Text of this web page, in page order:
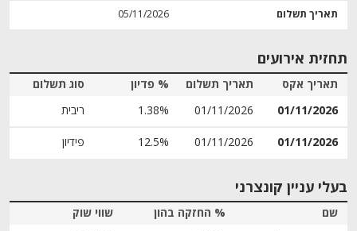
תאריך תשלום 05/11/2026
תחזית אירועים
תאריך אקס תאריך תשלום % פדיון
סוג תשלום
01/11/2026
01/11/2026
1.38% ריבית
01/11/2026
01/11/2026
12.5% פידיון
בעלי עניין קונצרני
שם % החזקה בהון
שווי שוק